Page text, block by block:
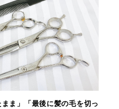
ま」「最後に髪の毛を切っ